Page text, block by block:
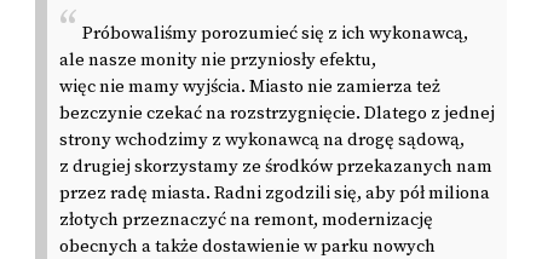
Próbowaliśmy porozumieć się z ich wykonawcą,
ale nasze monity nie przyniosły efektu,
więc nie mamy wyjścia. Miasto nie zamierza też
bezczynie czekać na rozstrzygnięcie. Dlatego z jednej
strony wchodzimy z wykonawcą na drogę sądową,
z drugiej skorzystamy ze środków przekazanych nam
przez radę miasta. Radni zgodzili się, aby pół miliona
złotych przeznaczyć na remont, modernizację
obecnych a także dostawienie w parku nowych